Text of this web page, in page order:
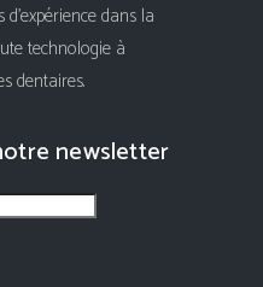
d'expérience dans la
technologie à
dentaires.
newsletter